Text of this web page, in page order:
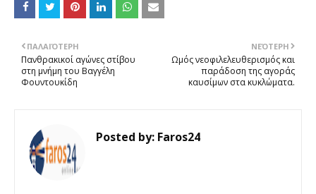
ΝΕΌΤΕΡΗ
Ωμός νεοφιλελευθερισμός και
παράδοση της αγοράς
καυσίμων στα κυκλώματα.
ΠΑΛΑΙΌΤΕΡΗ
Πανθρακικοί αγώνες στίβου
στη μνήμη του Βαγγέλη
Φουντουκίδη
Posted by: Faros24